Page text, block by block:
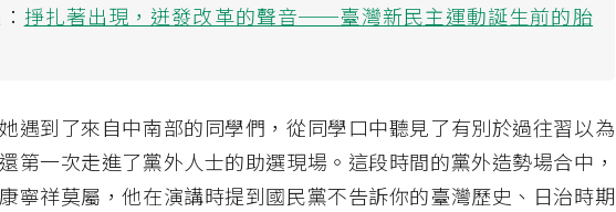
掙扎著出現，迸發改革的聲音──臺灣新民主運動誕生前的胎
遇到了來自中南部的同學們，從同學口中聽見了有別於過往習以為
第一次走進了黨外人士的助選現場。這段時間的黨外造勢場合中，
寧祥莫屬，他在演講時提到國民黨不告訴你的臺灣歷史、日治時期